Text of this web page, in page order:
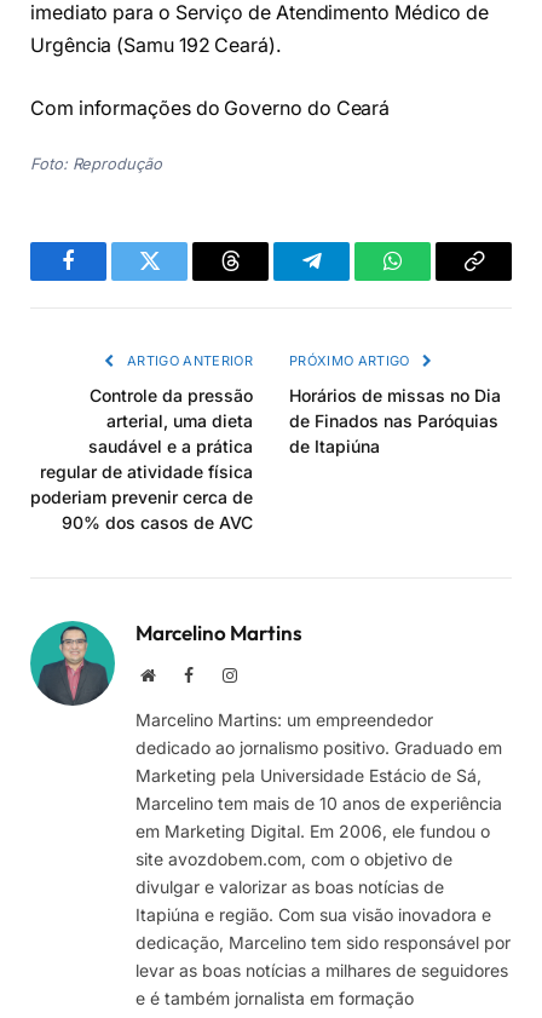
imediato para o Serviço de Atendimento Médico de
Urgência (Samu 192 Ceará).
Com informações do Governo do Ceará
Foto: Reprodução
FacebookTwitter Threads TelegramWhatsAppCopiar
ARTIGO ANTERIOR
Controle da pressão
arterial, uma dieta
saudável e a prática
regular de atividade física
poderiam prevenir cerca de
90% dos casos de AVC
PRÓXIMO ARTIGO
Horários de missas no Dia
de Finados nas Paróquias
de Itapiúna
Marcelino Martins
Site FacebookInstagram
Marcelino Martins: um empreendedor
dedicado ao jornalismo positivo. Graduado em
Marketing pela Universidade Estácio de Sá,
Marcelino tem mais de 10 anos de experiência
em Marketing Digital. Em 2006, ele fundou o
site avozdobem.com, com o objetivo de
divulgar e valorizar as boas notícias de
Itapiúna e região. Com sua visão inovadora e
dedicação, Marcelino tem sido responsável por
levar as boas notícias a milhares de seguidores
e é também jornalista em formação